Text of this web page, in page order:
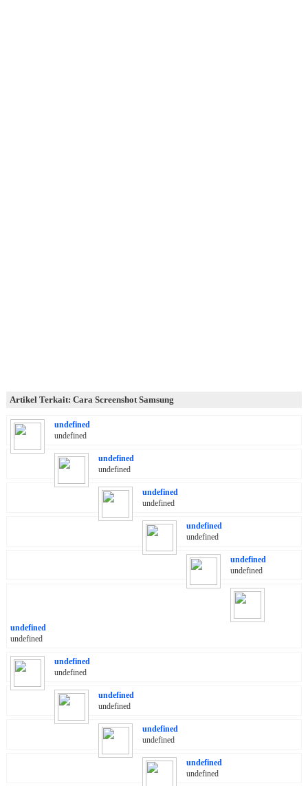
Artikel Terkait: Cara Screenshot Samsung
undefined
undefined
undefined
undefined
undefined
undefined
undefined
undefined
undefined
undefined
undefined
undefined
undefined
undefined
undefined
undefined
undefined
undefined
undefined
undefined